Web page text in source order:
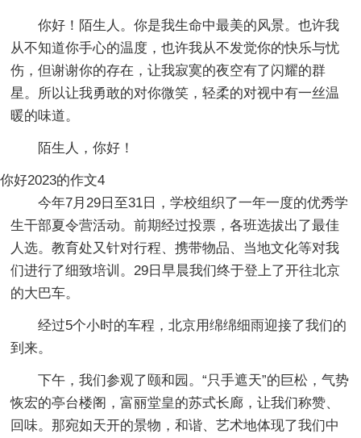
你好！陌生人。你是我生命中最美的风景。也许我
从不知道你手心的温度，也许我从不发觉你的快乐与忧
伤，但谢谢你的存在，让我寂寞的夜空有了闪耀的群
星。所以让我勇敢的对你微笑，轻柔的对视中有一丝温
暖的味道。
陌生人，你好！
你好2023的作文4
今年7月29日至31日，学校组织了一年一度的优秀学
生干部夏令营活动。前期经过投票，各班选拔出了最佳
人选。教育处又针对行程、携带物品、当地文化等对我
们进行了细致培训。29日早晨我们终于登上了开往北京
的大巴车。
经过5个小时的车程，北京用绵绵细雨迎接了我们的
到来。
下午，我们参观了颐和园。“只手遮天”的巨松，气势
恢宏的亭台楼阁，富丽堂皇的苏式长廊，让我们称赞、
回味。那宛如天开的景物，和谐、艺术地体现了我们中